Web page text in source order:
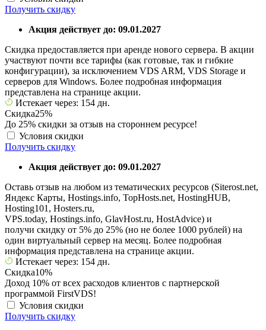
Получить скидку
Акция действует до: 09.01.2027
Скидка предоставляется при аренде нового сервера. В акции
участвуют почти все тарифы (как готовые, так и гибкие
конфигурации), за исключением VDS ARM, VDS Storage и
серверов для Windows. Более подробная информация
представлена на странице акции.
Истекает через: 154 дн.
Скидка25%
До 25% скидки за отзыв на стороннем ресурсе!
Условия скидки
Получить скидку
Акция действует до: 09.01.2027
Оставь отзыв на любом из тематических ресурсов (Siterost.net,
Яндекс Карты, Hostings.info, TopHosts.net, HostingHUB,
Hosting101, Hosters.ru,
VPS.today, Hostings.info, GlavHost.ru, HostAdvice) и
получи скидку от 5% до 25% (но не более 1000 рублей) на
один виртуальный сервер на месяц. Более подробная
информация представлена на странице акции.
Истекает через: 154 дн.
Скидка10%
Доход 10% от всех расходов клиентов с партнерской
программой FirstVDS!
Условия скидки
Получить скидку